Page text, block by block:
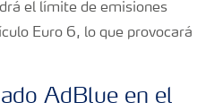
el límite de emisiones
Euro 6, lo que provocará
AdBlue en el